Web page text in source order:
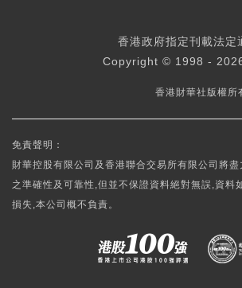
香港政府指定刊載法定
Copyright © 1998 - 2026
香港財華社版權所
免責聲明：
財華控股有限公司及香港聯合交易所有限公司將
之準確性及可靠性,但並不保證資料絕對無誤,資料
損失,本公司概不負責。